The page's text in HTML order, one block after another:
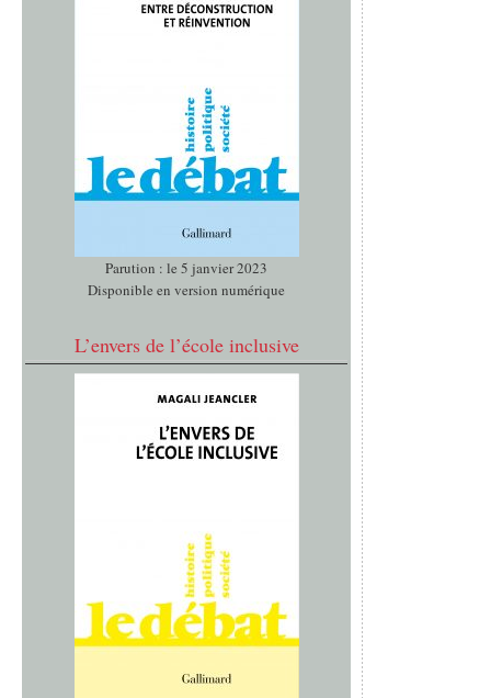
Parution : le 5 janvier 2023
Disponible en version numérique
L’envers de l’école inclusive